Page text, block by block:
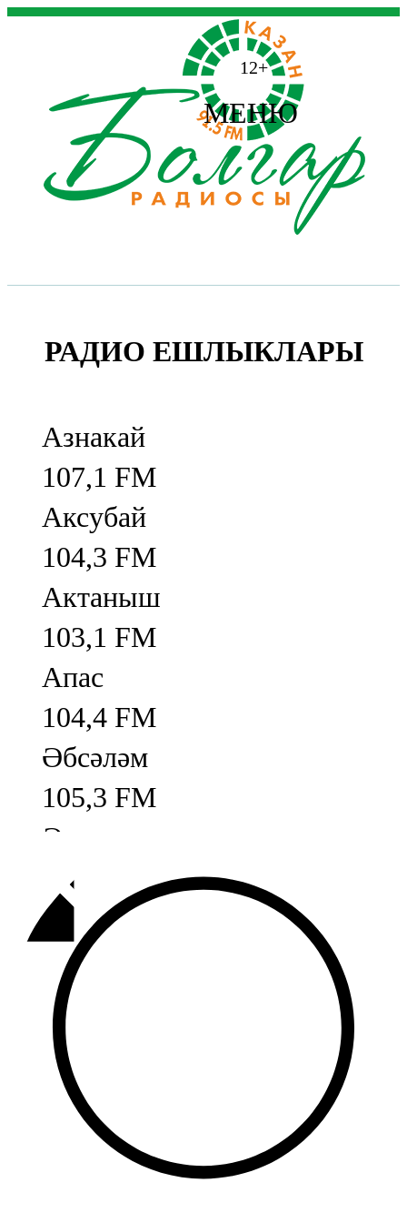
12+
МЕНЮ
РАДИО ЕШЛЫКЛАРЫ
Азнакай
107,1 FM
Аксубай
104,3 FM
Актаныш
103,1 FM
Апас
104,4 FM
Әбсәләм
105,3 FM
Әлмәт
92,9 FM
Базарлы матак
107,1 FM
Балык бистәсе
104,9 FM
Баулы
107,5 FM
Биләр